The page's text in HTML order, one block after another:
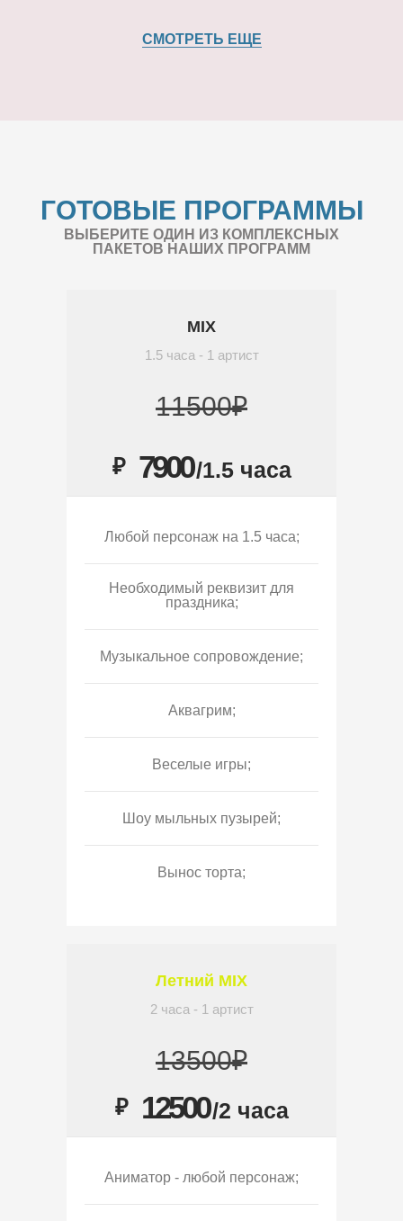
СМОТРЕТЬ ЕЩЕ
ГОТОВЫЕ ПРОГРАММЫ
ВЫБЕРИТЕ ОДИН ИЗ КОМПЛЕКСНЫХ
ПАКЕТОВ НАШИХ ПРОГРАММ
MIX
1.5 часа - 1 артист
11500₽
₽ 7900/1.5 часа
Любой персонаж на 1.5 часа;
Необходимый реквизит для
праздника;
Музыкальное сопровождение;
Аквагрим;
Веселые игры;
Шоу мыльных пузырей;
Вынос торта;
Летний MIX
2 часа - 1 артист
13500₽
₽ 12500/2 часа
Аниматор - любой персонаж;